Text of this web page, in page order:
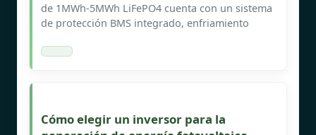
de 1MWh-5MWh LiFePO4 cuenta con un sistema
de protección BMS integrado, enfriamiento
Cómo elegir un inversor para la